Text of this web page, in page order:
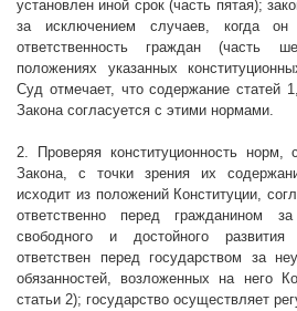
установлен иной срок (часть пятая);
за исключением случаев, когда он
ответственность граждан (часть
положениях указанных
Суд отмечает, что содержание статей
Закона согласуется с этими нормами.
2. Проверяя конституционность
Закона, с точки зрения их
исходит из положений Конституции,
ответственно перед гражданином
свободного и достойного
ответствен перед государством за
обязанностей, возложенных на него
статьи 2); государство осуществляет